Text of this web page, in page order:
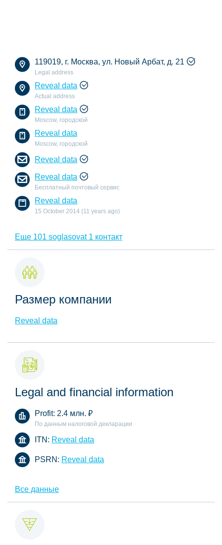
119019, г. Москва, ул. Новый Арбат, д. 21
Legal address
Reveal data
Actual address
Reveal data
Moscow, городской
Reveal data
Moscow, городской
Reveal data
Reveal data
Бесплатный почтовый сервис
Reveal data
15 October 2014 (11 years ago)
Еще 101 soglasovat 1 контакт
Размер компании
Reveal data
Legal and financial information
Profit: 2.4 млн. ₽
По данным налоговой декларации
ITN: Reveal data
PSRN: Reveal data
Все данные